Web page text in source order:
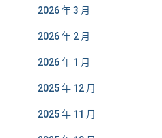
2026 年 3 月
2026 年 2 月
2026 年 1 月
2025 年 12 月
2025 年 11 月